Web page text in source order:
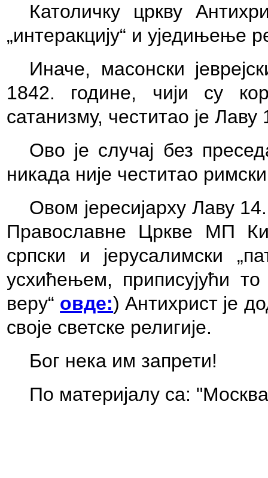
Католичку цркву
„интеракцију“ и уједињење
Иначе, масонски
1842. године, чији су
сатанизму, честитао је Лаву
Ово је случај без
никада није честитао
Овом јересијарху Лаву
Православне Цркве МП
српски и јерусалимски
усхићењем, приписујући
веру“ овде:) Антихрист је
своје светске религије.
Бог нека им запрети!
По материјалу са: